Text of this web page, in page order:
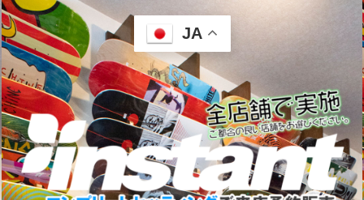
浦安ストアご来店予約フォ
ーム
JA